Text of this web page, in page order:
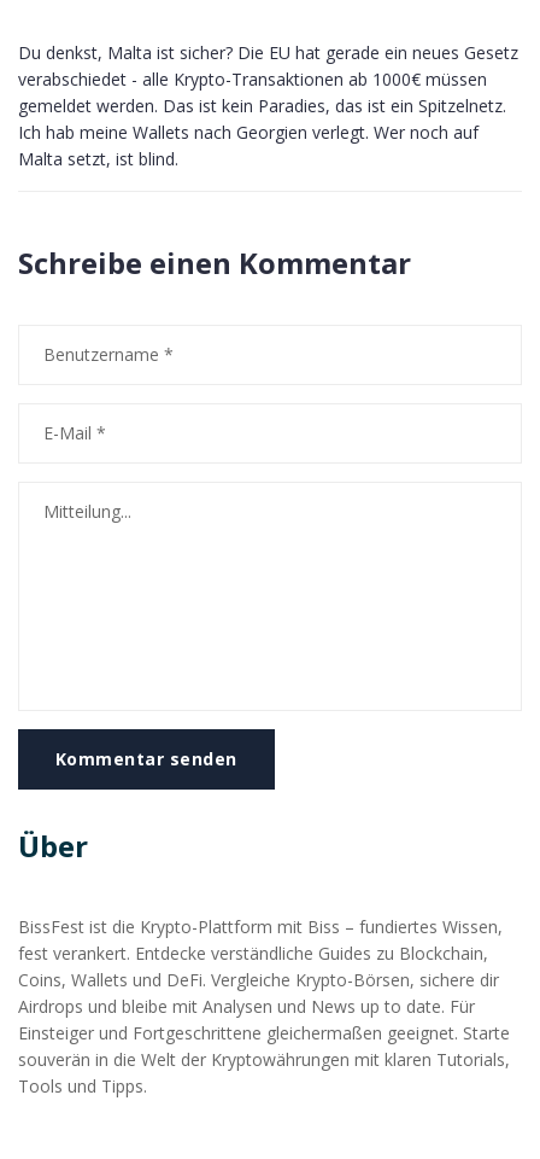
Du denkst, Malta ist sicher? Die EU hat gerade ein neues Gesetz
verabschiedet - alle Krypto-Transaktionen ab 1000€ müssen
gemeldet werden. Das ist kein Paradies, das ist ein Spitzelnetz.
Ich hab meine Wallets nach Georgien verlegt. Wer noch auf
Malta setzt, ist blind.
Schreibe einen Kommentar
Kommentar senden
Über
BissFest ist die Krypto-Plattform mit Biss – fundiertes Wissen,
fest verankert. Entdecke verständliche Guides zu Blockchain,
Coins, Wallets und DeFi. Vergleiche Krypto-Börsen, sichere dir
Airdrops und bleibe mit Analysen und News up to date. Für
Einsteiger und Fortgeschrittene gleichermaßen geeignet. Starte
souverän in die Welt der Kryptowährungen mit klaren Tutorials,
Tools und Tipps.